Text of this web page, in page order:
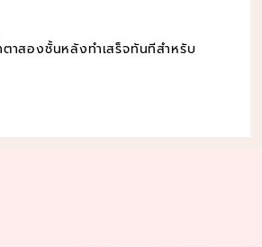
าสองชั้นหลังทำเสร็จทันทีสำหรับ